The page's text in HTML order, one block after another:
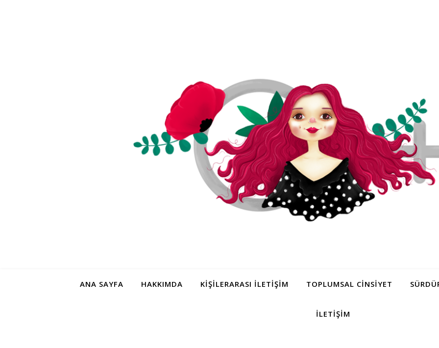
ANA SAYFA HAKKIMDA KIŞILERARASI İLETIŞIM TOPLUMSAL CINSIYET
İLETIŞIM